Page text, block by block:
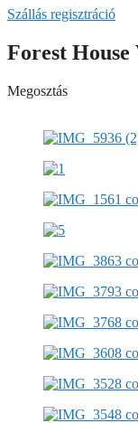
Szállás regisztráció
Forest House
Megosztás